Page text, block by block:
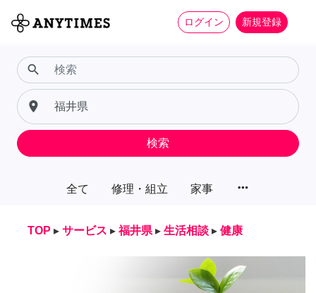
ログイン 新規登録
全て 修理・組立 家事 more_horiz
search
place
検索
TOP ▸ サービス ▸ 福井県 ▸ 生活相談 ▸ 健康